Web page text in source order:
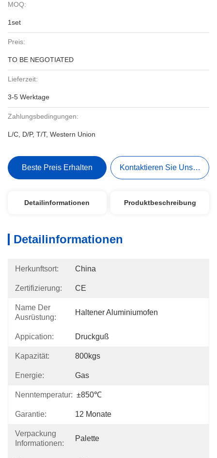
MOQ:
1set
Preis:
TO BE NEGOTIATED
Lieferzeit:
3-5 Werktage
Zahlungsbedingungen:
L/C, D/P, T/T, Western Union
Beste Preis Erhalten Kontaktieren Sie Uns Jetzt
Detailinformationen Produktbeschreibung
Detailinformationen
Herkunftsort: China
Zertifizierung: CE
Name Der
Ausrüstung:
Haltener Aluminiumofen
Appication: Druckguß
Kapazität: 800kgs
Energie: Gas
Nenntemperatur: ±850℃
Garantie: 12 Monate
Verpackung
Informationen:
Palette